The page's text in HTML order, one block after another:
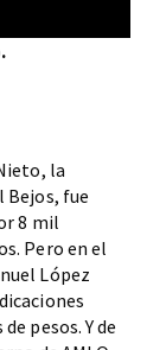
la
Bejos, fue
8 mil
Pero en el
López
pesos. Y de